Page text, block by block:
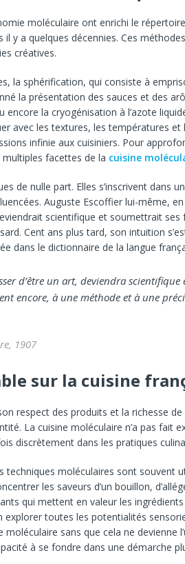
moléculaire ont enrichi le
y a quelques décennies. Ces
créatives.
la sphérification, qui consiste à
la présentation des sauces et des
la cryogénisation à l’azote
avec les textures, les températures et
infinie aux cuisiniers. Pour
multiples facettes de la cuisine
de nulle part. Elles s’inscrivent dans
Auguste Escoffier lui-même,
scientifique et soumettrait
Cent ans plus tard, son intuition
dans le dictionnaire de la langue
d’être un art, deviendra scientifique
encore, à une méthode et à une
1907
sur la cuisine
respect des produits et la richesse
La cuisine moléculaire n’a pas fait
discrètement dans les pratiques
techniques moléculaires sont souvent
les saveurs d’un bouillon,
qui mettent en valeur les ingrédients
explorer toutes les potentialités
sans que cela ne devienne
à se fondre dans une démarche